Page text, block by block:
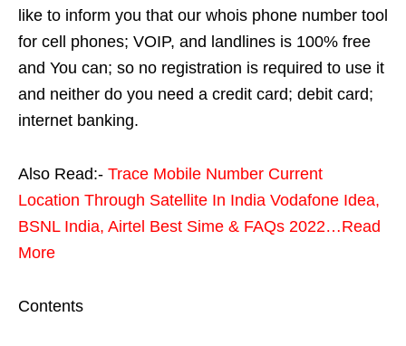
like to inform you that our whois phone number tool
for cell phones; VOIP, and landlines is 100% free
and You can; so no registration is required to use it
and neither do you need a credit card; debit card;
internet banking.
Also Read:- Trace Mobile Number Current
Location Through Satellite In India Vodafone Idea,
BSNL India, Airtel Best Sime & FAQs 2022…Read
More
Contents